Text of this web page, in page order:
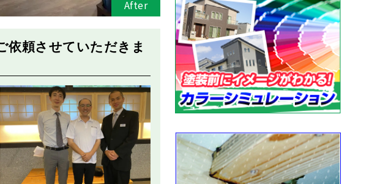
After
依頼させていただきま